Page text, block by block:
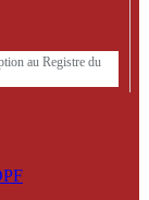
au Registre du